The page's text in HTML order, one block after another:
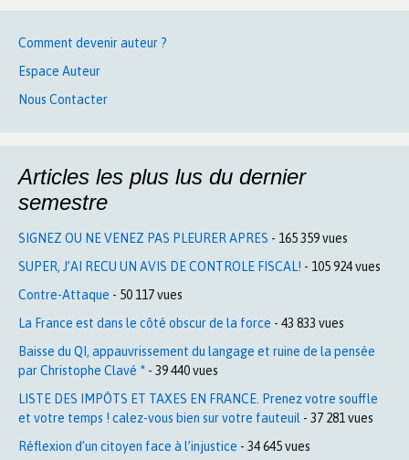
Comment devenir auteur ?
Espace Auteur
Nous Contacter
Articles les plus lus du dernier
semestre
SIGNEZ OU NE VENEZ PAS PLEURER APRES - 165 359 vues
SUPER, J’AI RECU UN AVIS DE CONTROLE FISCAL! - 105 924 vues
Contre-Attaque - 50 117 vues
La France est dans le côté obscur de la force - 43 833 vues
Baisse du QI, appauvrissement du langage et ruine de la pensée
par Christophe Clavé * - 39 440 vues
LISTE DES IMPÔTS ET TAXES EN FRANCE. Prenez votre souffle
et votre temps ! calez-vous bien sur votre fauteuil - 37 281 vues
Réflexion d’un citoyen face à l’injustice - 34 645 vues